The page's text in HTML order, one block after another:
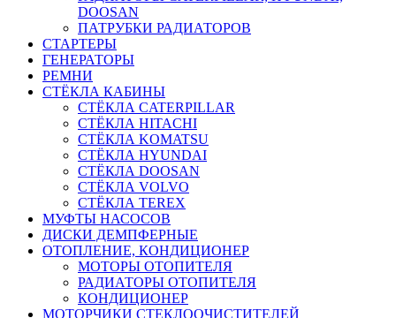
DOOSAN
ПАТРУБКИ РАДИАТОРОВ
СТАРТЕРЫ
ГЕНЕРАТОРЫ
РЕМНИ
СТЁКЛА КАБИНЫ
СТЁКЛА CATERPILLAR
СТЁКЛА HITACHI
СТЁКЛА KOMATSU
СТЁКЛА HYUNDAI
СТЁКЛА DOOSAN
СТЁКЛА VOLVO
СТЁКЛА TEREX
МУФТЫ НАСОСОВ
ДИСКИ ДЕМПФЕРНЫЕ
ОТОПЛЕНИЕ, КОНДИЦИОНЕР
МОТОРЫ ОТОПИТЕЛЯ
РАДИАТОРЫ ОТОПИТЕЛЯ
КОНДИЦИОНЕР
МОТОРЧИКИ СТЕКЛООЧИСТИТЕЛЕЙ